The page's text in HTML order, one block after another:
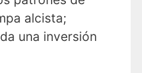
alcista;
una inversión